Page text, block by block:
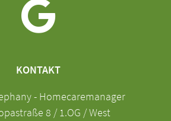
KONTAKT
- Homecaremanager
8 / 1.OG / West